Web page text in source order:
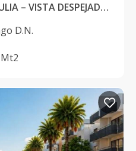
APARTAMENTO EN LA JULIA – VISTA DESPEJADA DESDE EL PISO 16
D.N.
Mt2